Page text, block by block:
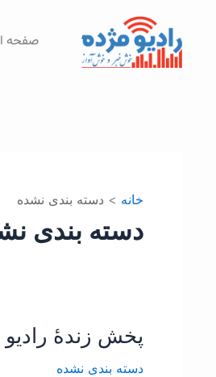
صفحه
خانه دسته بندی نشده
دسته بندی
پخش زندۀ
دسته بندی نشده